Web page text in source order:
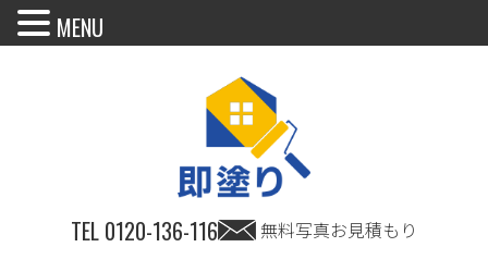
TEL 0120-136-116 無料写真お見積もり
MENU